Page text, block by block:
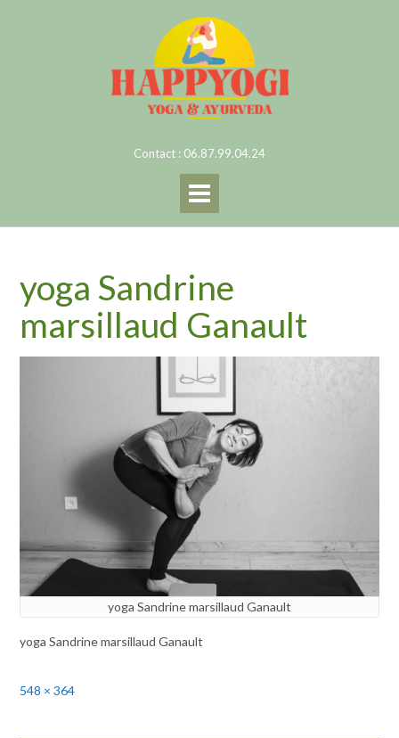
Contact : 06.87.99.04.24
yoga Sandrine
marsillaud Ganault
yoga Sandrine marsillaud Ganault
yoga Sandrine marsillaud Ganault
Full
548 × 364